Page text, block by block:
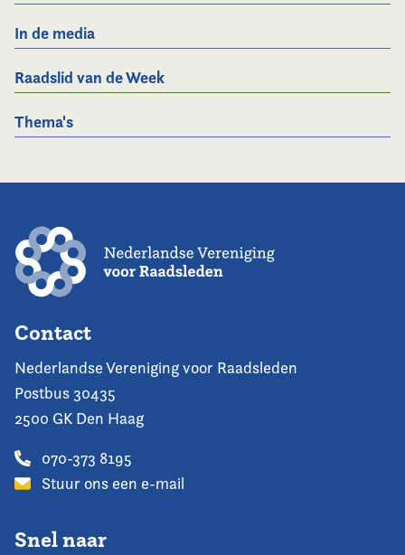
In de media
Raadslid van de Week
Thema's
Contact
Nederlandse Vereniging voor Raadsleden
Postbus 30435
2500 GK Den Haag
070-373 8195
Stuur ons een e-mail
Snel naar